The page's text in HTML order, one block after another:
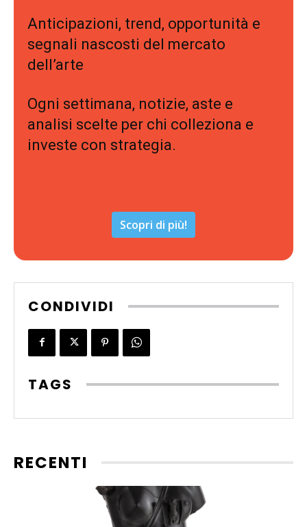
Anticipazioni, trend, opportunità e
segnali nascosti del mercato
dell’arte
Ogni settimana, notizie, aste e
analisi scelte per chi colleziona e
investe con strategia.
Scopri di più!
CONDIVIDI
TAGS
RECENTI